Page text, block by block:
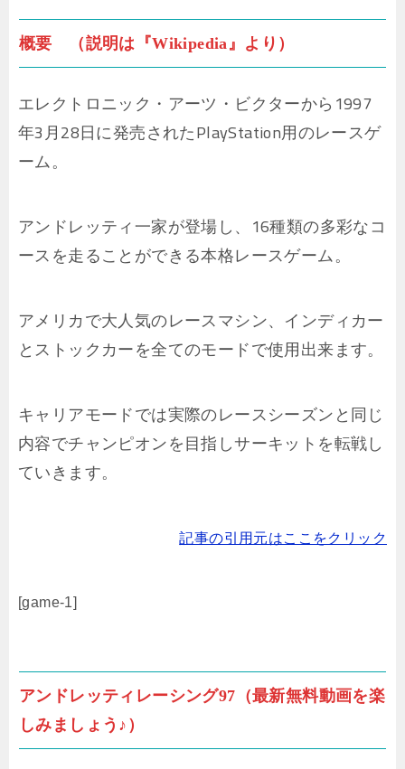
概要 （説明は『Wikipedia』より）
エレクトロニック・アーツ・ビクターから1997
年3月28日に発売されたPlayStation用のレースゲ
ーム。
アンドレッティ一家が登場し、16種類の多彩なコ
ースを走ることができる本格レースゲーム。
アメリカで大人気のレースマシン、インディカー
とストックカーを全てのモードで使用出来ます。
キャリアモードでは実際のレースシーズンと同じ
内容でチャンピオンを目指しサーキットを転戦し
ていきます。
記事の引用元はここをクリック
[game-1]
アンドレッティレーシング97（最新無料動画を楽
しみましょう♪）